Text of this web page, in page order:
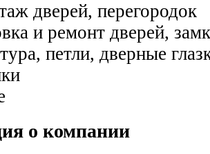
дверей, перегородок
и ремонт дверей,
петли, дверные
о компании